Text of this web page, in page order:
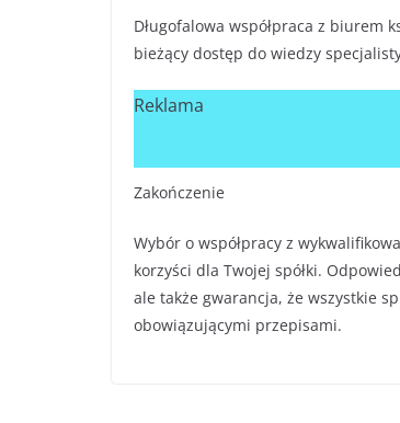
Długofalowa współpraca z biurem
bieżący dostęp do wiedzy
Reklama
Zakończenie
Wybór o współpracy z
korzyści dla Twojej spółki.
ale także gwarancja, że wszystkie
obowiązującymi przepisami.